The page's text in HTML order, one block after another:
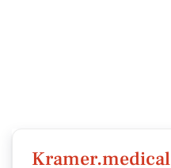
Kramer.medical